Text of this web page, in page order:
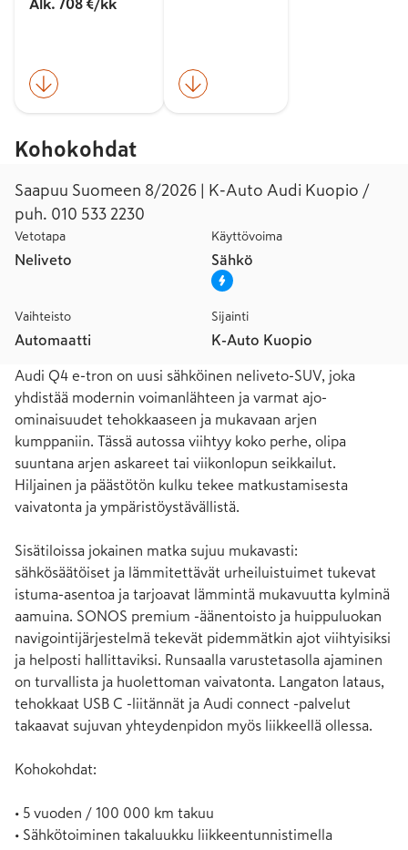
Alk. 708 €/kk
Kohokohdat
Saapuu Suomeen 8/2026 | K-Auto Audi Kuopio /
puh. 010 533 2230
Vetotapa
Neliveto
Käyttövoima
Sähkö
Vaihteisto
Automaatti
Sijainti
K-Auto Kuopio
Audi Q4 e-tron on uusi sähköinen neliveto-SUV, joka
yhdistää modernin voimanlähteen ja varmat ajo-
ominaisuudet tehokkaaseen ja mukavaan arjen
kumppaniin. Tässä autossa viihtyy koko perhe, olipa
suuntana arjen askareet tai viikonlopun seikkailut.
Hiljainen ja päästötön kulku tekee matkustamisesta
vaivatonta ja ympäristöystävällistä.
Sisätiloissa jokainen matka sujuu mukavasti:
sähkösäätöiset ja lämmitettävät urheiluistuimet tukevat
istuma-asentoa ja tarjoavat lämmintä mukavuutta kylminä
aamuina. SONOS premium -äänentoisto ja huippuluokan
navigointijärjestelmä tekevät pidemmätkin ajot viihtyisiksi
ja helposti hallittaviksi. Runsaalla varustetasolla ajaminen
on turvallista ja huolettoman vaivatonta. Langaton lataus,
tehokkaat USB C -liitännät ja Audi connect -palvelut
takaavat sujuvan yhteydenpidon myös liikkeellä ollessa.
Kohokohdat:
• 5 vuoden / 100 000 km takuu
• Sähkötoiminen takaluukku liikkeentunnistimella